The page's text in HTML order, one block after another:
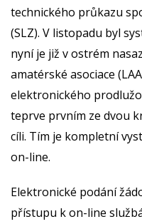
technického průkazu
(SLZ). V listopadu byl
nyní je již v ostrém
amatérské asociace
elektronického
teprve prvním ze dvou
cíli. Tím je kompletní
on-line.
Elektronické podání
přístupu k on-line